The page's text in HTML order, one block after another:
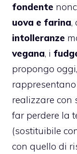
fondente
uova e farina,
intolleranze
vegana, i
propongo
realizzare con
far perdere la
(sostituibile
con quello di